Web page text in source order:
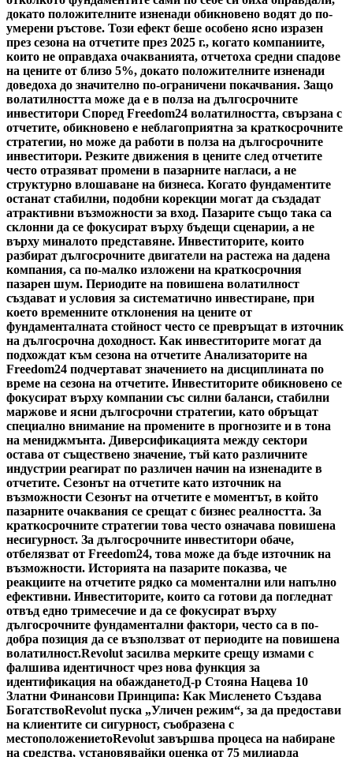
докато положителните изненади обикновено водят до по-
умерени ръстове. Този ефект беше особено ясно изразен
през сезона на отчетите през 2025 г., когато компаниите,
които не оправдаха очакванията, отчетоха средни спадове
на цените от близо 5%, докато положителните изненади
доведоха до значително по-ограничени покачвания. Защо
волатилността може да е в полза на дългосрочните
инвеститори Според Freedom24 волатилността, свързана с
отчетите, обикновено е неблагоприятна за краткосрочните
стратегии, но може да работи в полза на дългосрочните
инвеститори. Резките движения в цените след отчетите
често отразяват промени в пазарните нагласи, а не
структурно влошаване на бизнеса. Когато фундаментите
останат стабилни, подобни корекции могат да създадат
атрактивни възможности за вход. Пазарите също така са
склонни да се фокусират върху бъдещи сценарии, а не
върху миналото представяне. Инвеститорите, които
разбират дългосрочните двигатели на растежа на дадена
компания, са по-малко изложени на краткосрочния
пазарен шум. Периодите на повишена волатилност
създават и условия за систематично инвестиране, при
което временните отклонения на цените от
фундаменталната стойност често се превръщат в източник
на дългосрочна доходност. Как инвеститорите могат да
подхождат към сезона на отчетите Анализаторите на
Freedom24 подчертават значението на дисциплината по
време на сезона на отчетите. Инвеститорите обикновено се
фокусират върху компании със силни баланси, стабилни
маржове и ясни дългосрочни стратегии, като обръщат
специално внимание на промените в прогнозите и в тона
на мениджмънта. Диверсификацията между сектори
остава от съществено значение, тъй като различните
индустрии реагират по различен начин на изненадите в
отчетите. Сезонът на отчетите като източник на
възможности Сезонът на отчетите е моментът, в който
пазарните очаквания се срещат с бизнес реалността. За
краткосрочните стратегии това често означава повишена
несигурност. За дългосрочните инвеститори обаче,
отбелязват от Freedom24, това може да бъде източник на
възможности. Историята на пазарите показва, че
реакциите на отчетите рядко са моментални или напълно
ефективни. Инвеститорите, които са готови да погледнат
отвъд едно тримесечие и да се фокусират върху
дългосрочните фундаментални фактори, често са в по-
добра позиция да се възползват от периодите на повишена
волатилност.Revolut засилва мерките срещу измами с
фалшива идентичност чрез нова функция за
идентификация на обажданетоД-р Стояна Нацева 10
Златни Финансови Принципа: Как Мисленето Създава
БогатствоRevolut пуска „Уличен режим“, за да предостави
на клиентите си сигурност, съобразена с
местоположениетоRevolut завършва процеса на набиране
на средства, установявайки оценка от 75 милиарда